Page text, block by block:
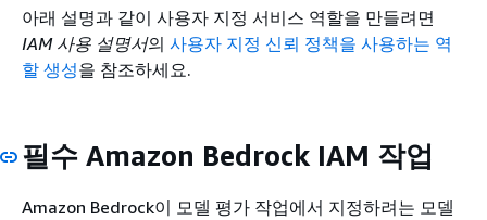
아래 설명과 같이 사용자 지정 서비스 역할을 만들려면
IAM 사용 설명서의 사용자 지정 신뢰 정책을 사용하는 역
할 생성을 참조하세요.
필수 Amazon Bedrock IAM 작업
Amazon Bedrock이 모델 평가 작업에서 지정하려는 모델